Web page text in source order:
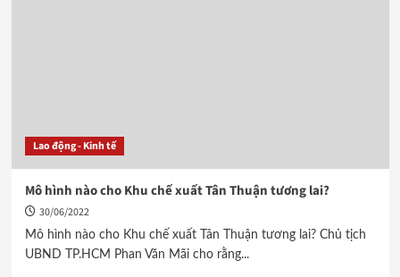
Lao động - Kinh tế
Mô hình nào cho Khu chế xuất Tân Thuận tương lai?
30/06/2022
Mô hình nào cho Khu chế xuất Tân Thuận tương lai? Chủ tịch
UBND TP.HCM Phan Văn Mãi cho rằng...